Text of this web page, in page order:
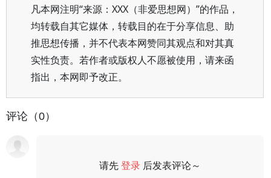
凡本网注明“来源：XXX（非爱思想网）”的作品，
均转载自其它媒体，转载目的在于分享信息、助
推思想传播，并不代表本网赞同其观点和对其真
实性负责。若作者或版权人不愿被使用，请来函
指出，本网即予改正。
评论（0）
请先登录 后发表评论～